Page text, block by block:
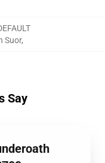
Suor,
Say